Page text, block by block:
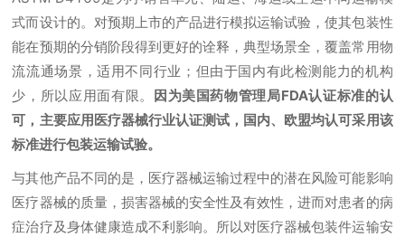
式而设计的。对预期上市的产品进行模拟运输试验，使其包装性
能在预期的分销阶段得到更好的诠释，典型场景全，覆盖常用物
流流通场景，适用不同行业；但由于国内有此检测能力的机构
少，所以应用面有限。 因为美国药物管理局FDA认证标准的认
可，主要应用医疗器械行业认证测试，国内、欧盟均认可采用该
标准进行包装运输试验。
与其他产品不同的是，医疗器械运输过程中的潜在风险可能影响
医疗器械的质量，损害器械的安全性及有效性，进而对患者的病
症治疗及身体健康造成不利影响。所以对医疗器械包装件运输安